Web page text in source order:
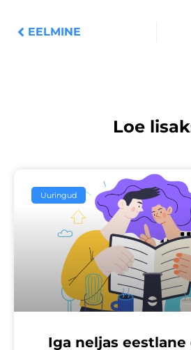
EELMINE
Loe
Uuringud
Iga neljas